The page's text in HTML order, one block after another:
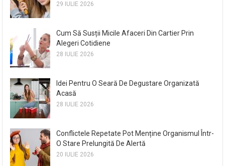
29 IULIE 2026
Cum Să Susții Micile Afaceri Din Cartier Prin
Alegeri Cotidiene
28 IULIE 2026
Idei Pentru O Seară De Degustare Organizată
Acasă
28 IULIE 2026
Conflictele Repetate Pot Menține Organismul Într-
O Stare Prelungită De Alertă
20 IULIE 2026